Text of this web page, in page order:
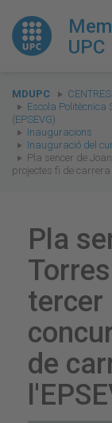
UPC
You
are
here:
MDUPC
Escola Politècnica
(EPSEVG)
Inauguracions
Inauguració del
Pla sencer de
projectes fi de carrera
Pla
tercer
de